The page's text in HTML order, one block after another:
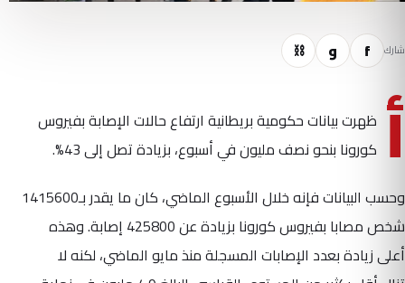
شارك f و ⛓
أ ظهرت بيانات حكومية بريطانية ارتفاع حالات الإصابة بفيروس
كورونا بنحو نصف مليون في أسبوع، بزيادة تصل إلى 43%.
وحسب البيانات فإنه خلال الأسبوع الماضي، كان ما يقدر بـ1415600
شخص مصابا بفيروس كورونا بزيادة عن 425800 إصابة. وهذه
أعلى زيادة بعدد الإصابات المسجلة منذ مايو الماضي، لكنه لا